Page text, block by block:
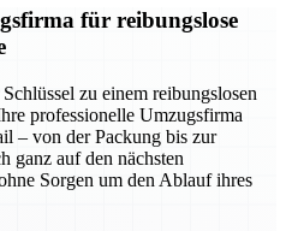
für reibungslose
zu einem reibungslosen
professionelle Umzugsfirma
– von der Packung bis zur
ganz auf den nächsten
Sorgen um den Ablauf ihres